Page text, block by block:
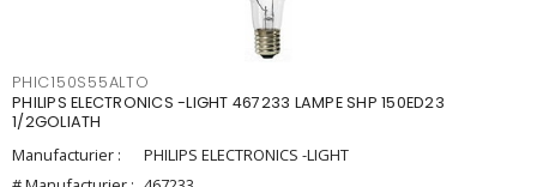
PHIC150S55ALTO
PHILIPS ELECTRONICS -LIGHT 467233 LAMPE SHP 150ED23
1/2GOLIATH
Manufacturier :
PHILIPS ELECTRONICS -LIGHT